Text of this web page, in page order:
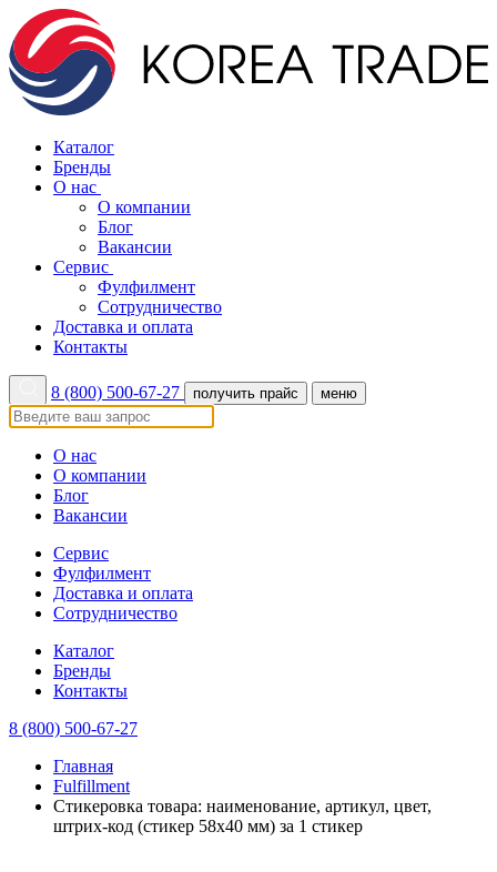
Каталог
Бренды
О нас
О компании
Блог
Вакансии
Сервис
Фулфилмент
Сотрудничество
Доставка и оплата
Контакты
8 (800) 500-67-27 получить прайс меню
О нас
О компании
Блог
Вакансии
Сервис
Фулфилмент
Доставка и оплата
Сотрудничество
Каталог
Бренды
Контакты
8 (800) 500-67-27
Главная
Fulfillment
Стикеровка товара: наименование, артикул, цвет,
штрих-код (стикер 58х40 мм) за 1 стикер